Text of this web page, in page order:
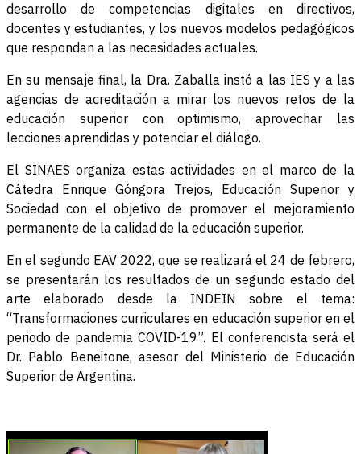
desarrollo de competencias digitales en directivos,
docentes y estudiantes, y los nuevos modelos pedagógicos
que respondan a las necesidades actuales.
En su mensaje final, la Dra. Zaballa instó a las IES y a las
agencias de acreditación a mirar los nuevos retos de la
educación superior con optimismo, aprovechar las
lecciones aprendidas y potenciar el diálogo.
El SINAES organiza estas actividades en el marco de la
Cátedra Enrique Góngora Trejos, Educación Superior y
Sociedad con el objetivo de promover el mejoramiento
permanente de la calidad de la educación superior.
En el segundo EAV 2022, que se realizará el 24 de febrero,
se presentarán los resultados de un segundo estado del
arte elaborado desde la INDEIN sobre el tema:
“Transformaciones curriculares en educación superior en el
periodo de pandemia COVID-19”. El conferencista será el
Dr. Pablo Beneitone, asesor del Ministerio de Educación
Superior de Argentina.